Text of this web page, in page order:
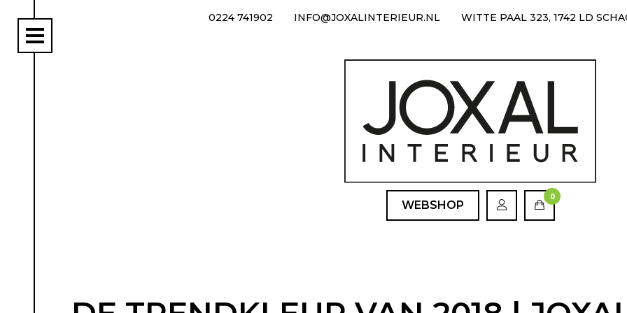
0224 741902 INFO@JOXALINTERIEUR.NL WITTE PAAL 323, 1742 LD
WEBSHOP
0